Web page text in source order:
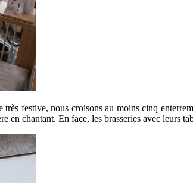
festive, nous croisons au moins cinq
chantant. En face, les brasseries avec leurs